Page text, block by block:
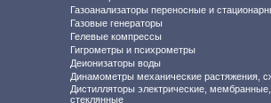
Газоанализаторы переносные и
Газовые генераторы
Гелевые компрессы
Гигрометры и психрометры
Деионизаторы воды
Динамометры механические растяжения,
Дистилляторы электрические, мембранные,
стеклянные